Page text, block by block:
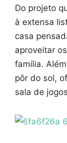
Do projeto
à extensa
casa
aproveitar
família.
pôr do sol,
sala de